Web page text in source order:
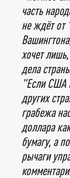
часть
не ждёт от
хочет
дела
"Если США
других
грабежа
доллара
бумагу, а
рычаги